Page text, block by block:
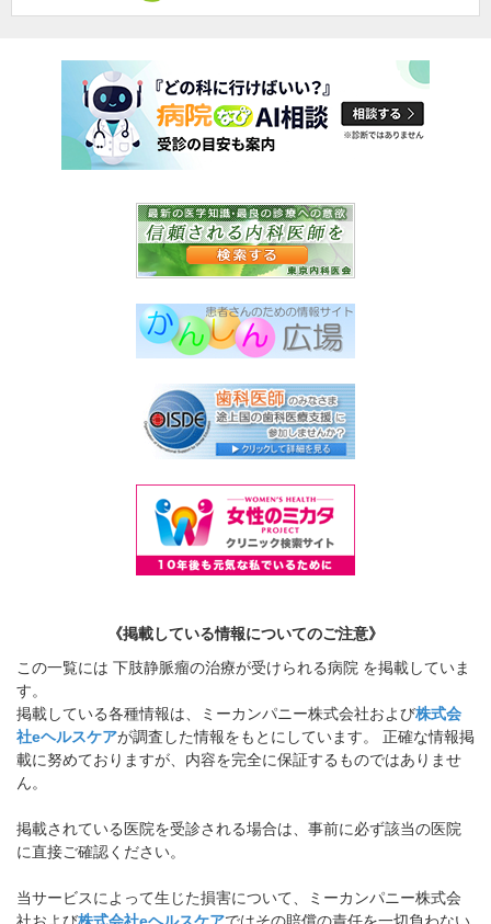
《掲載している情報についてのご注意》
この一覧には 下肢静脈瘤の治療が受けられる病院 を掲載していま
す。
掲載している各種情報は、ミーカンパニー株式会社および株式会
社eヘルスケアが調査した情報をもとにしています。 正確な情報掲
載に努めておりますが、内容を完全に保証するものではありませ
ん。
掲載されている医院を受診される場合は、事前に必ず該当の医院
に直接ご確認ください。
当サービスによって生じた損害について、ミーカンパニー株式会